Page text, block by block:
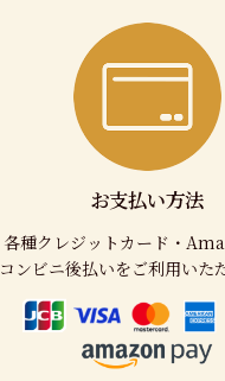
お支払い方法
各種クレジットカード・
コンビニ後払いをご利用いた